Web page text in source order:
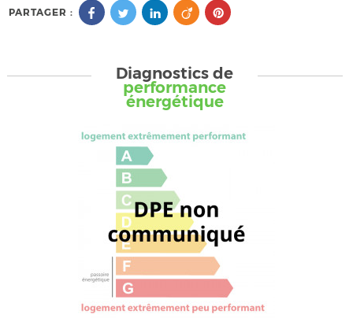
PARTAGER :
Diagnostics de
performance
énergétique